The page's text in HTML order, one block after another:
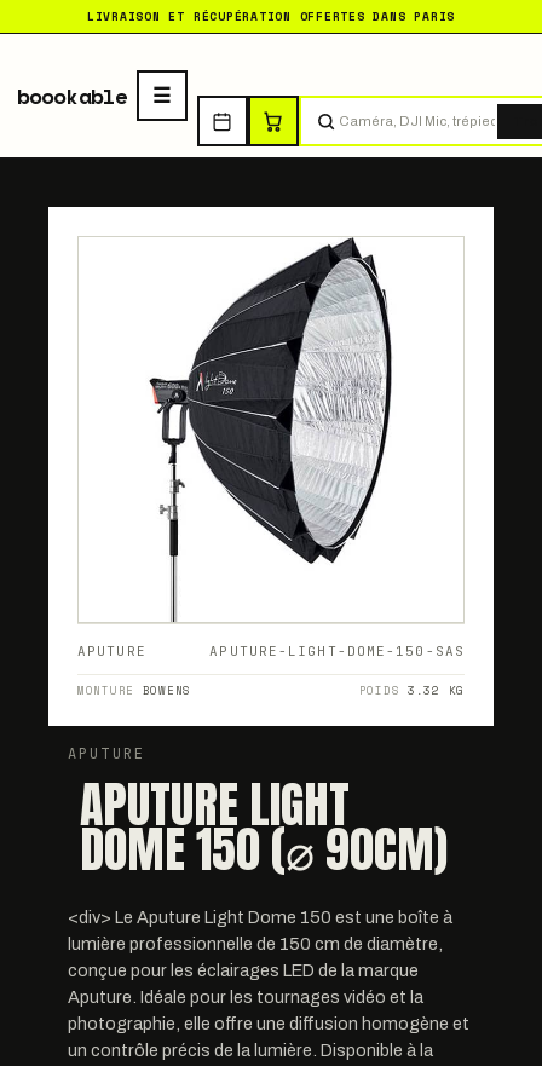
LIVRAISON ET RÉCUPÉRATION OFFERTES DANS PARIS
boookable
APUTURE APUTURE-LIGHT-DOME-150-SAS
MONTURE BOWENS POIDS 3.32 KG
APUTURE
APUTURE LIGHT
DOME 150 (⌀ 90CM)
<div> Le Aputure Light Dome 150 est une boîte à
lumière professionnelle de 150 cm de diamètre,
conçue pour les éclairages LED de la marque
Aputure. Idéale pour les tournages vidéo et la
photographie, elle offre une diffusion homogène et
un contrôle précis de la lumière. Disponible à la